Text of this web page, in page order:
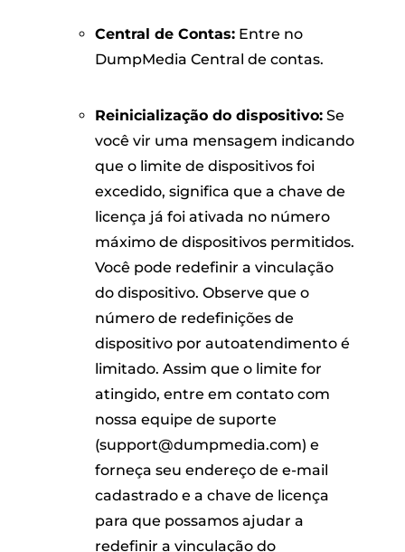
Central de Contas:Entre no
DumpMedia Central de contas.
Reinicialização do dispositivo:Se
você vir uma mensagem indicando
que o limite de dispositivos foi
excedido, significa que a chave de
licença já foi ativada no número
máximo de dispositivos permitidos.
Você pode redefinir a vinculação
do dispositivo. Observe que o
número de redefinições de
dispositivo por autoatendimento é
limitado. Assim que o limite for
atingido, entre em contato com
nossa equipe de suporte
(support@dumpmedia.com) e
forneça seu endereço de e-mail
cadastrado e a chave de licença
para que possamos ajudar a
redefinir a vinculação do